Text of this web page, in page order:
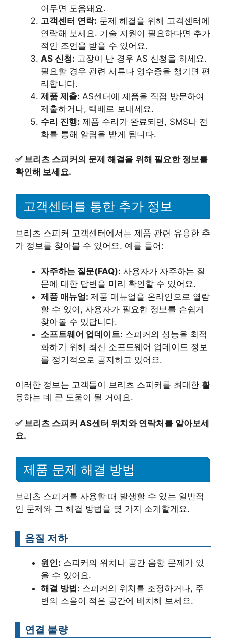
어두면 도움돼요.
고객센터 연락: 문제 해결을 위해 고객센터에
연락해 보세요. 기술 지원이 필요하다면 추가
적인 조언을 받을 수 있어요.
AS 신청: 고장이 난 경우 AS 신청을 하세요.
필요할 경우 관련 서류나 영수증을 챙기면 편
리합니다.
제품 제출: AS센터에 제품을 직접 방문하여
제출하거나, 택배로 보내세요.
수리 진행: 제품 수리가 완료되면, SMS나 전
화를 통해 알림을 받게 됩니다.
✅ 브리츠 스피커의 문제 해결을 위해 필요한 정보를
확인해 보세요.
고객센터를 통한 추가 정보
브리츠 스피커 고객센터에서는 제품 관련 유용한 추
가 정보를 찾아볼 수 있어요. 예를 들어:
자주하는 질문(FAQ): 사용자가 자주하는 질
문에 대한 답변을 미리 확인할 수 있어요.
제품 매뉴얼: 제품 매뉴얼을 온라인으로 열람
할 수 있어, 사용자가 필요한 정보를 손쉽게
찾아볼 수 있답니다.
소프트웨어 업데이트: 스피커의 성능을 최적
화하기 위해 최신 소프트웨어 업데이트 정보
를 정기적으로 공지하고 있어요.
이러한 정보는 고객들이 브리츠 스피커를 최대한 활
용하는 데 큰 도움이 될 거예요.
✅ 브리츠 스피커 AS센터 위치와 연락처를 알아보세
요.
제품 문제 해결 방법
브리츠 스피커를 사용할 때 발생할 수 있는 일반적
인 문제와 그 해결 방법을 몇 가지 소개할게요.
음질 저하
원인: 스피커의 위치나 공간 음향 문제가 있
을 수 있어요.
해결 방법: 스피커의 위치를 조정하거나, 주
변의 소음이 적은 공간에 배치해 보세요.
연결 불량